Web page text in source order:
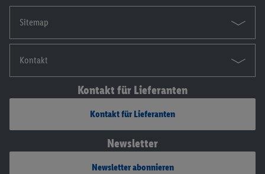
Sitemap
Kontakt
Kontakt für Lieferanten
Kontakt für Lieferanten
Newsletter
Newsletter abonnieren